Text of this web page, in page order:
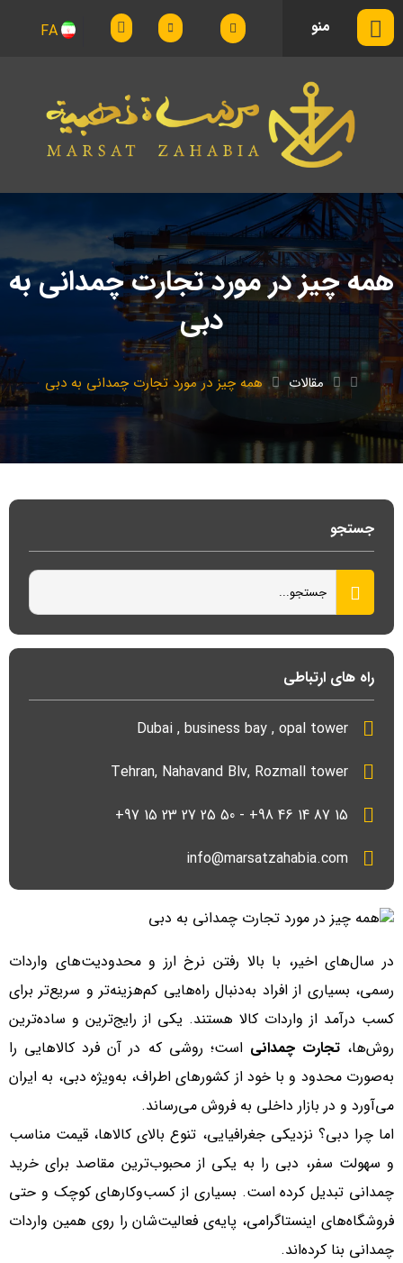
FA منو
همه چیز در مورد تجارت چمدانی به
دبی
مقالات همه چیز در مورد تجارت چمدانی به دبی
جستجو
راه های ارتباطی
Dubai , business bay , opal tower
Tehran, Nahavand Blv, Rozmall tower
15 87 14 46 98+ - 50 25 27 23 15 97+
info@marsatzahabia.com
در سال‌های اخیر، با بالا رفتن نرخ ارز و محدودیت‌های واردات
رسمی، بسیاری از افراد به‌دنبال راه‌هایی کم‌هزینه‌تر و سریع‌تر برای
کسب درآمد از واردات کالا هستند. یکی از رایج‌ترین و ساده‌ترین
روش‌ها،تجارت چمدانی است؛ روشی که در آن فرد کالا‌هایی را
به‌صورت محدود و با خود از کشور‌های اطراف، به‌ویژه دبی، به ایران
می‌آورد و در بازار داخلی به فروش می‌رساند.
اما چرا دبی؟ نزدیکی جغرافیایی، تنوع بالای کالا‌ها، قیمت مناسب
و سهولت سفر، دبی را به یکی از محبوب‌ترین مقاصد برای خرید
چمدانی تبدیل کرده است. بسیاری از کسب‌وکار‌های کوچک و حتی
فروشگاه‌های اینستاگرامی، پایه‌ی فعالیت‌شان را روی همین واردات
چمدانی بنا کرده‌اند.